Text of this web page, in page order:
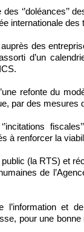
‘’doléances’’
internationale des
des
d’un
refonte du
par des mesures
à renforcer la
(la RTS) et
de
l’information et
pour une